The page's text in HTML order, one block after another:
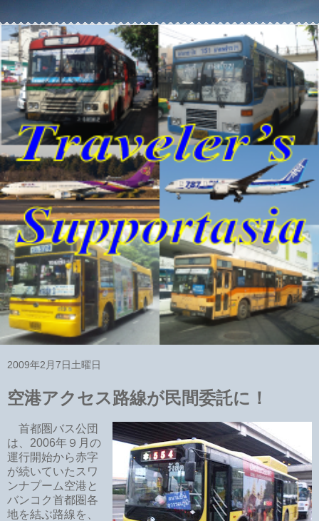
2009年2月7日土曜日
空港アクセス路線が民間委託に！
首都圏バス公団
は、2006年９月の
運行開始から赤字
が続いていたスワ
ンナプーム空港と
バンコク首都圏各
地を結ぶ路線を、